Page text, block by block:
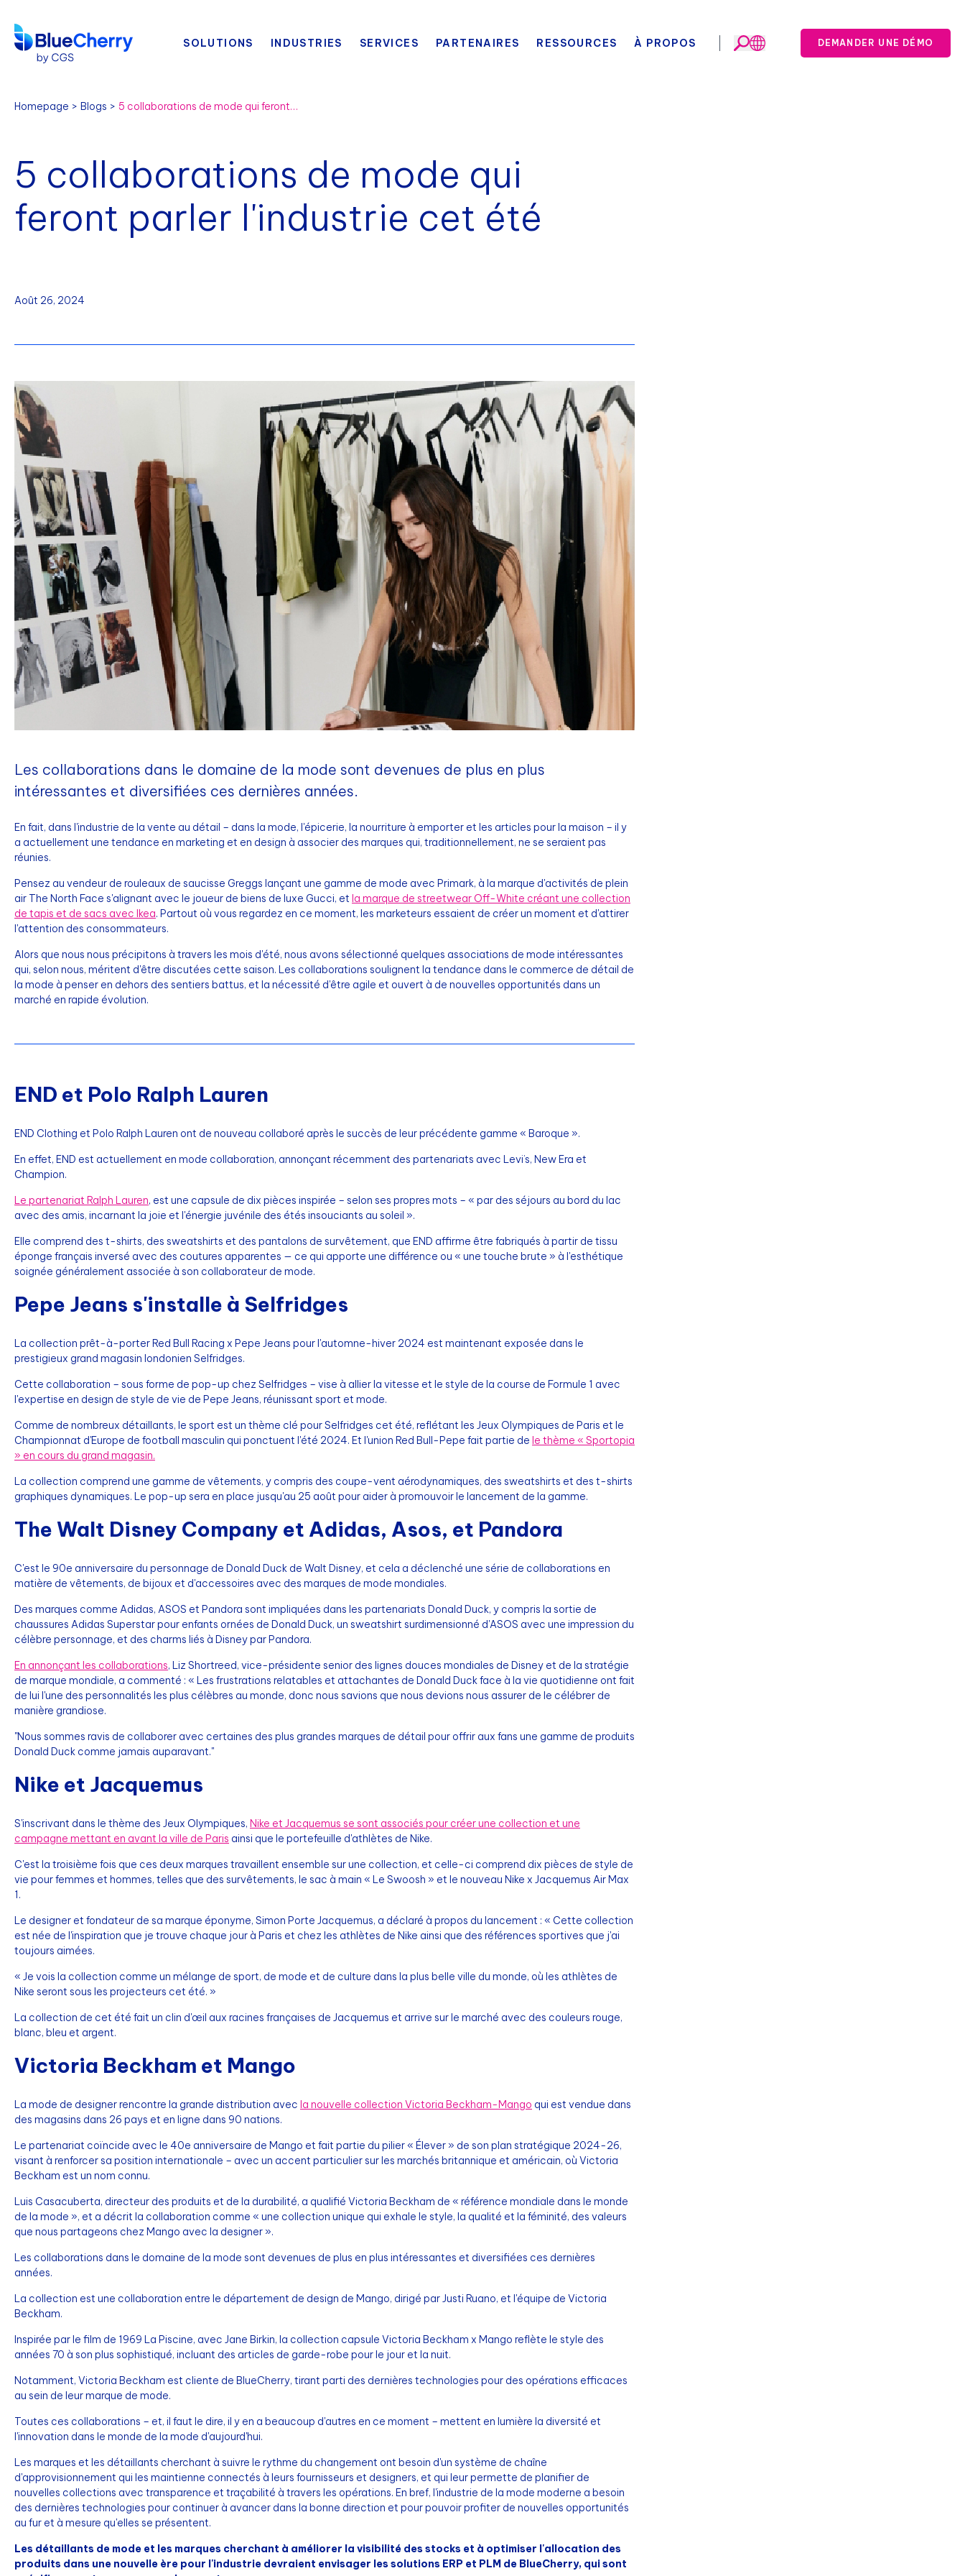
SOLUTIONS INDUSTRIES SERVICES PARTENAIRES RESSOURCES À PROPOS DEMANDER UNE DÉMO
Homepage Blogs 5 collaborations de mode qui feront parler l'industrie cet été
5 collaborations de mode qui
feront parler l'industrie cet été
Août 26, 2024
Les collaborations dans le domaine de la mode sont devenues de plus en plus
intéressantes et diversifiées ces dernières années.
En fait, dans l'industrie de la vente au détail – dans la mode, l'épicerie, la nourriture à emporter et les articles pour la maison – il y
a actuellement une tendance en marketing et en design à associer des marques qui, traditionnellement, ne se seraient pas
réunies.
Pensez au vendeur de rouleaux de saucisse Greggs lançant une gamme de mode avec Primark, à la marque d'activités de plein
air The North Face s'alignant avec le joueur de biens de luxe Gucci, et la marque de streetwear Off-White créant une collection
de tapis et de sacs avec Ikea. Partout où vous regardez en ce moment, les marketeurs essaient de créer un moment et d'attirer
l'attention des consommateurs.
Alors que nous nous précipitons à travers les mois d'été, nous avons sélectionné quelques associations de mode intéressantes
qui, selon nous, méritent d'être discutées cette saison. Les collaborations soulignent la tendance dans le commerce de détail de
la mode à penser en dehors des sentiers battus, et la nécessité d'être agile et ouvert à de nouvelles opportunités dans un
marché en rapide évolution.
END et Polo Ralph Lauren
END Clothing et Polo Ralph Lauren ont de nouveau collaboré après le succès de leur précédente gamme « Baroque ».
En effet, END est actuellement en mode collaboration, annonçant récemment des partenariats avec Levi’s, New Era et
Champion.
Le partenariat Ralph Lauren, est une capsule de dix pièces inspirée – selon ses propres mots – « par des séjours au bord du lac
avec des amis, incarnant la joie et l'énergie juvénile des étés insouciants au soleil ».
Elle comprend des t-shirts, des sweatshirts et des pantalons de survêtement, que END affirme être fabriqués à partir de tissu
éponge français inversé avec des coutures apparentes — ce qui apporte une différence ou « une touche brute » à l'esthétique
soignée généralement associée à son collaborateur de mode.
Pepe Jeans s'installe à Selfridges
La collection prêt-à-porter Red Bull Racing x Pepe Jeans pour l'automne-hiver 2024 est maintenant exposée dans le
prestigieux grand magasin londonien Selfridges.
Cette collaboration – sous forme de pop-up chez Selfridges – vise à allier la vitesse et le style de la course de Formule 1 avec
l'expertise en design de style de vie de Pepe Jeans, réunissant sport et mode.
Comme de nombreux détaillants, le sport est un thème clé pour Selfridges cet été, reflétant les Jeux Olympiques de Paris et le
Championnat d'Europe de football masculin qui ponctuent l'été 2024. Et l'union Red Bull-Pepe fait partie de le thème « Sportopia
» en cours du grand magasin.
La collection comprend une gamme de vêtements, y compris des coupe-vent aérodynamiques, des sweatshirts et des t-shirts
graphiques dynamiques. Le pop-up sera en place jusqu'au 25 août pour aider à promouvoir le lancement de la gamme.
The Walt Disney Company et Adidas, Asos, et Pandora
C'est le 90e anniversaire du personnage de Donald Duck de Walt Disney, et cela a déclenché une série de collaborations en
matière de vêtements, de bijoux et d'accessoires avec des marques de mode mondiales.
Des marques comme Adidas, ASOS et Pandora sont impliquées dans les partenariats Donald Duck, y compris la sortie de
chaussures Adidas Superstar pour enfants ornées de Donald Duck, un sweatshirt surdimensionné d'ASOS avec une impression du
célèbre personnage, et des charms liés à Disney par Pandora.
En annonçant les collaborations, Liz Shortreed, vice-présidente senior des lignes douces mondiales de Disney et de la stratégie
de marque mondiale, a commenté : « Les frustrations relatables et attachantes de Donald Duck face à la vie quotidienne ont fait
de lui l'une des personnalités les plus célèbres au monde, donc nous savions que nous devions nous assurer de le célébrer de
manière grandiose.
"Nous sommes ravis de collaborer avec certaines des plus grandes marques de détail pour offrir aux fans une gamme de produits
Donald Duck comme jamais auparavant."
Nike et Jacquemus
S'inscrivant dans le thème des Jeux Olympiques, Nike et Jacquemus se sont associés pour créer une collection et une
campagne mettant en avant la ville de Paris ainsi que le portefeuille d'athlètes de Nike.
C'est la troisième fois que ces deux marques travaillent ensemble sur une collection, et celle-ci comprend dix pièces de style de
vie pour femmes et hommes, telles que des survêtements, le sac à main « Le Swoosh » et le nouveau Nike x Jacquemus Air Max
1.
Le designer et fondateur de sa marque éponyme, Simon Porte Jacquemus, a déclaré à propos du lancement : « Cette collection
est née de l'inspiration que je trouve chaque jour à Paris et chez les athlètes de Nike ainsi que des références sportives que j'ai
toujours aimées.
« Je vois la collection comme un mélange de sport, de mode et de culture dans la plus belle ville du monde, où les athlètes de
Nike seront sous les projecteurs cet été. »
La collection de cet été fait un clin d'œil aux racines françaises de Jacquemus et arrive sur le marché avec des couleurs rouge,
blanc, bleu et argent.
Victoria Beckham et Mango
La mode de designer rencontre la grande distribution avec la nouvelle collection Victoria Beckham-Mango qui est vendue dans
des magasins dans 26 pays et en ligne dans 90 nations.
Le partenariat coïncide avec le 40e anniversaire de Mango et fait partie du pilier « Élever » de son plan stratégique 2024-26,
visant à renforcer sa position internationale – avec un accent particulier sur les marchés britannique et américain, où Victoria
Beckham est un nom connu.
Luis Casacuberta, directeur des produits et de la durabilité, a qualifié Victoria Beckham de « référence mondiale dans le monde
de la mode », et a décrit la collaboration comme « une collection unique qui exhale le style, la qualité et la féminité, des valeurs
que nous partageons chez Mango avec la designer ».
Les collaborations dans le domaine de la mode sont devenues de plus en plus intéressantes et diversifiées ces dernières
années.
La collection est une collaboration entre le département de design de Mango, dirigé par Justi Ruano, et l'équipe de Victoria
Beckham.
Inspirée par le film de 1969 La Piscine, avec Jane Birkin, la collection capsule Victoria Beckham x Mango reflète le style des
années 70 à son plus sophistiqué, incluant des articles de garde-robe pour le jour et la nuit.
Notamment, Victoria Beckham est cliente de BlueCherry, tirant parti des dernières technologies pour des opérations efficaces
au sein de leur marque de mode.
Toutes ces collaborations – et, il faut le dire, il y en a beaucoup d'autres en ce moment – mettent en lumière la diversité et
l'innovation dans le monde de la mode d'aujourd'hui.
Les marques et les détaillants cherchant à suivre le rythme du changement ont besoin d'un système de chaîne
d'approvisionnement qui les maintienne connectés à leurs fournisseurs et designers, et qui leur permette de planifier de
nouvelles collections avec transparence et traçabilité à travers les opérations. En bref, l'industrie de la mode moderne a besoin
des dernières technologies pour continuer à avancer dans la bonne direction et pour pouvoir profiter de nouvelles opportunités
au fur et à mesure qu'elles se présentent.
Les détaillants de mode et les marques cherchant à améliorer la visibilité des stocks et à optimiser l'allocation des
produits dans une nouvelle ère pour l'industrie devraient envisager les solutions ERP et PLM de BlueCherry, qui sont